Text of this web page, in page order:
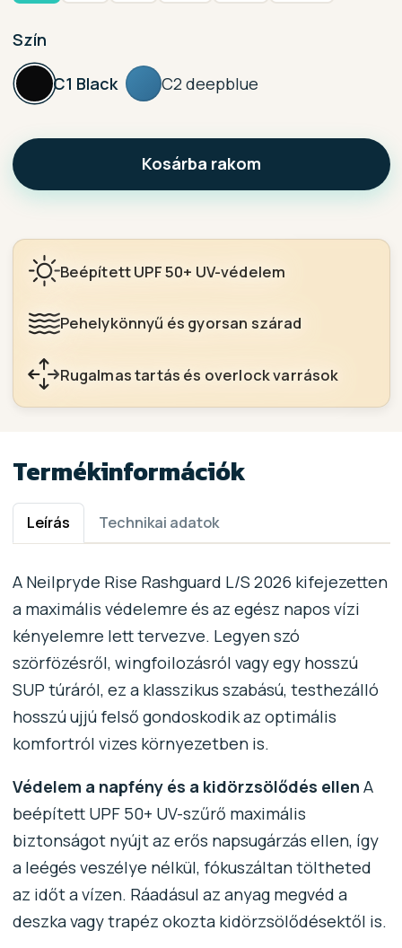
Szín
C1 Black C2 deepblue
Kosárba rakom
Beépített UPF 50+ UV-védelem
Pehelykönnyű és gyorsan szárad
Rugalmas tartás és overlock varrások
Termékinformációk
Leírás Technikai adatok
A Neilpryde Rise Rashguard L/S 2026 kifejezetten
a maximális védelemre és az egész napos vízi
kényelemre lett tervezve. Legyen szó
szörfözésről, wingfoilozásról vagy egy hosszú
SUP túráról, ez a klasszikus szabású, testhezálló
hosszú ujjú felső gondoskodik az optimális
komfortról vizes környezetben is.
Védelem a napfény és a kidörzsölődés ellen A
beépített UPF 50+ UV-szűrő maximális
biztonságot nyújt az erős napsugárzás ellen, így
a leégés veszélye nélkül, fókuszáltan töltheted
az időt a vízen. Ráadásul az anyag megvéd a
deszka vagy trapéz okozta kidörzsölődésektől is.